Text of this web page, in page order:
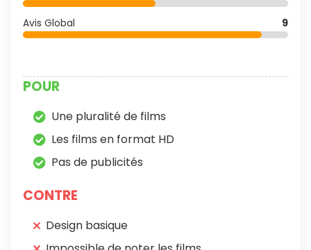
Avis Global 9
POUR
Une pluralité de films
Les films en format HD
Pas de publicités
CONTRE
Design basique